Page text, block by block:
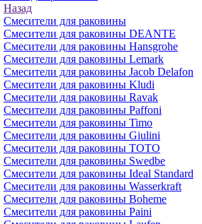
Назад
Смесители для раковины
Смесители для раковины DEANTE
Смесители для раковины Hansgrohe
Смесители для раковины Lemark
Смесители для раковины Jacob Delafon
Смесители для раковины Kludi
Смесители для раковины Ravak
Смесители для раковины Paffoni
Смесители для раковины Timo
Смесители для раковины Giulini
Смесители для раковины TOTO
Смесители для раковины Swedbe
Смесители для раковины Ideal Standard
Смесители для раковины Wasserkraft
Смесители для раковины Boheme
Смесители для раковины Paini